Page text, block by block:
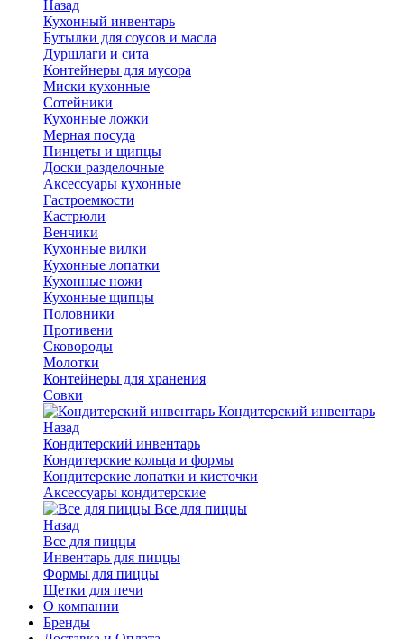
Назад
Кухонный инвентарь
Бутылки для соусов и масла
Дуршлаги и сита
Контейнеры для мусора
Миски кухонные
Сотейники
Кухонные ложки
Мерная посуда
Пинцеты и щипцы
Доски разделочные
Аксессуары кухонные
Гастроемкости
Кастрюли
Венчики
Кухонные вилки
Кухонные лопатки
Кухонные ножи
Кухонные щипцы
Половники
Противени
Сковороды
Молотки
Контейнеры для хранения
Совки
Кондитерский инвентарь
Назад
Кондитерский инвентарь
Кондитерские кольца и формы
Кондитерские лопатки и кисточки
Аксессуары кондитерские
Все для пиццы
Назад
Все для пиццы
Инвентарь для пиццы
Формы для пиццы
Щетки для печи
О компании
Бренды